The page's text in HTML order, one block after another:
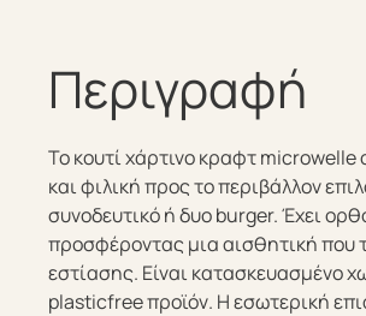
Περιγραφή
Το κουτί χάρτινο κραφτ microwelle
και φιλική προς το περιβάλλον
συνοδευτικό ή δυο burger. Έχει
προσφέροντας μια αισθητική που
εστίασης. Είναι κατασκευασμένο
plasticfree προϊόν. Η εσωτερική